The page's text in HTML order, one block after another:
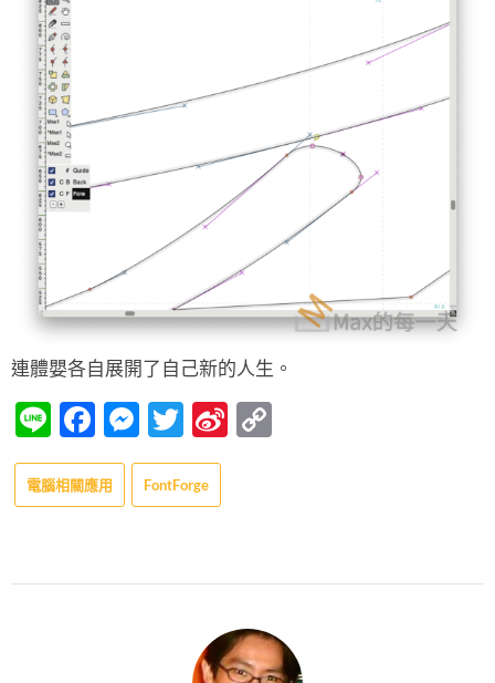
連體嬰各自展開了自己新的人生。
LineFacebook
Messenger
Twitter
Sina
電腦相關應用 FontForge